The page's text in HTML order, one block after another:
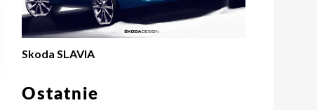
Skoda SLAVIA
Ostatnie